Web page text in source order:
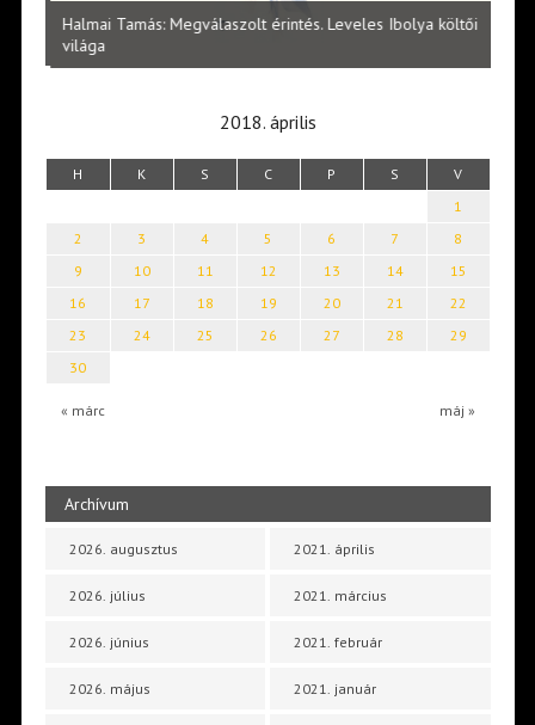
Halmai Tamás: Megválaszolt érintés. Leveles Ibolya költői
világa
2018. április
H K S C P S V
« márc máj »
1
2
3 4 5 6 7
8
9
10 11 12 13 14
15
16
17 18 19 20 21
22
23
24 25 26 27 28
29
30
Archívum
2026. augusztus
2026. július
2026. június
2026. május
2021. április
2021. március
2021. február
2021. január